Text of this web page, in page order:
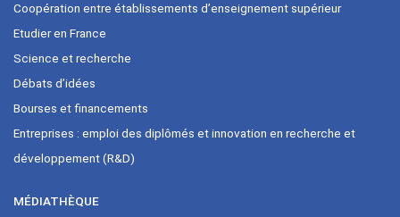
Coopération entre établissements d’enseignement supérieur
Etudier en France
Science et recherche
Débats d’idées
Bourses et financements
Entreprises : emploi des diplômés et innovation en recherche et
développement (R&D)
MÉDIATHÈQUE